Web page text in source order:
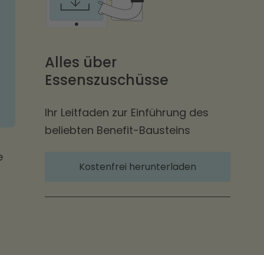
Alles über
Essenszuschüsse
Ihr Leitfaden zur Einführung des
beliebten Benefit-Bausteins
Kostenfrei herunterladen